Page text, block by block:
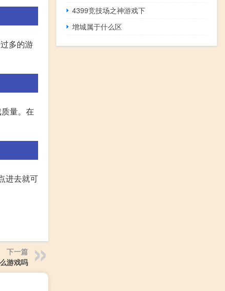
多的游
量。在
进去就可
下一篇
游戏吗
4399竞技场之神游戏下
增城属于什么区